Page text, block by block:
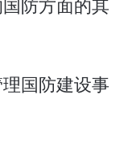
国防建设事